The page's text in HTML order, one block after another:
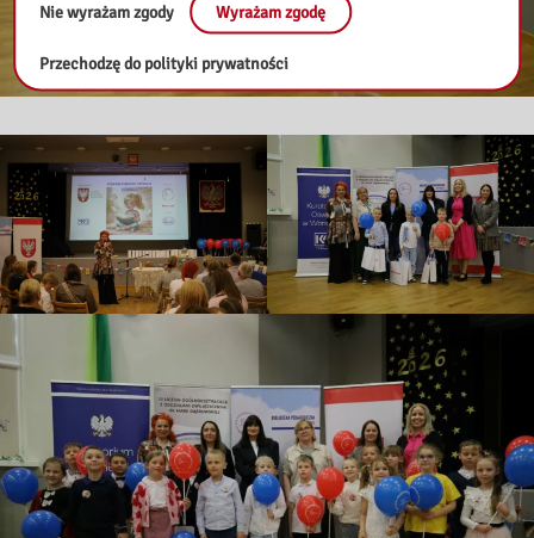
Nie wyrażam zgody Wyrażam zgodę
Przechodzę do polityki prywatności